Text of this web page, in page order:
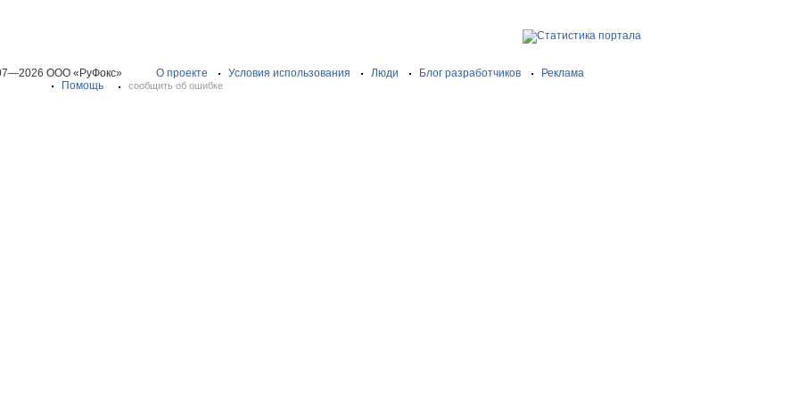
ООО «РуФокс» О проекте Условия использования Люди Блог разработчиков
Реклама
Помощь
сообщить об ошибке